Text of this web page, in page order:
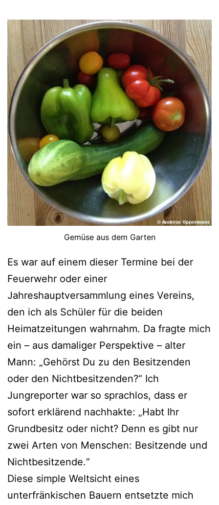
Gemüse aus dem Garten
Es war auf einem dieser Termine bei der
Feuerwehr oder einer
Jahreshauptversammlung eines Vereins,
den ich als Schüler für die beiden
Heimatzeitungen wahrnahm. Da fragte mich
ein – aus damaliger Perspektive – alter
Mann: „Gehörst Du zu den Besitzenden
oder den Nichtbesitzenden?“ Ich
Jungreporter war so sprachlos, dass er
sofort erklärend nachhakte: „Habt Ihr
Grundbesitz oder nicht? Denn es gibt nur
zwei Arten von Menschen: Besitzende und
Nichtbesitzende.“
Diese simple Weltsicht eines
unterfränkischen Bauern entsetzte mich